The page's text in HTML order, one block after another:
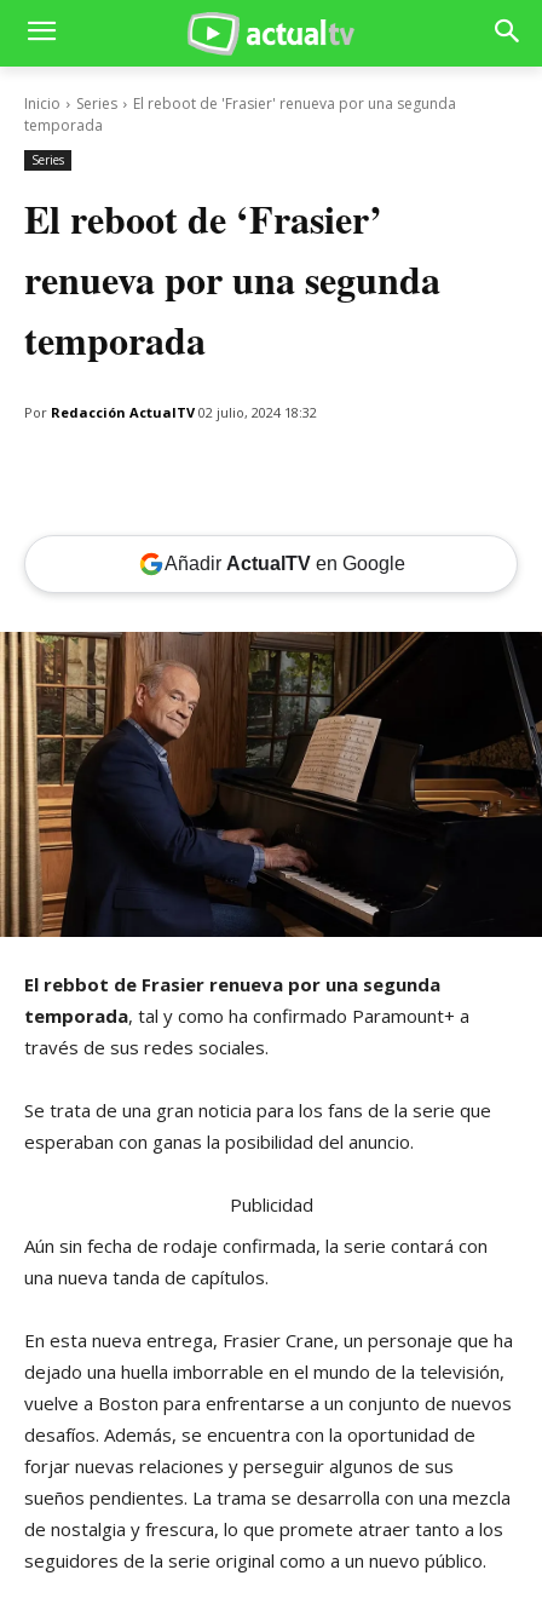
Inicio Series
El reboot de 'Frasier' renueva por una segunda
temporada
Series
El reboot de ‘Frasier’
renueva por una segunda
temporada
Por Redacción ActualTV 02 julio, 2024 18:32
Añadir ActualTVen Google
El rebbot de Frasier renueva por una segunda
temporada, tal y como ha confirmado Paramount+ a
través de sus redes sociales.
Se trata de una gran noticia para los fans de la serie que
esperaban con ganas la posibilidad del anuncio.
Publicidad
Aún sin fecha de rodaje confirmada, la serie contará con
una nueva tanda de capítulos.
En esta nueva entrega, Frasier Crane, un personaje que ha
dejado una huella imborrable en el mundo de la televisión,
vuelve a Boston para enfrentarse a un conjunto de nuevos
desafíos. Además, se encuentra con la oportunidad de
forjar nuevas relaciones y perseguir algunos de sus
sueños pendientes. La trama se desarrolla con una mezcla
de nostalgia y frescura, lo que promete atraer tanto a los
seguidores de la serie original como a un nuevo público.